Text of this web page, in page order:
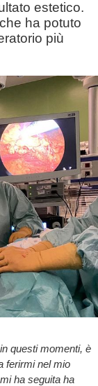
estetico.
ha potuto
più
questi momenti, è
ferirmi nel mio
ha seguita ha